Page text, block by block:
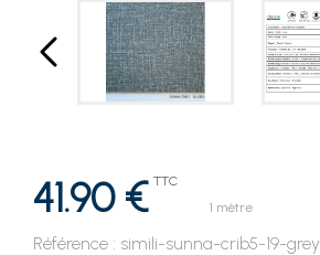
41.90 € TTC
1 mètre
Référence : simili-sunna-crib5-19-grey